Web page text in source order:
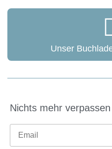
Unser
Nichts mehr verpassen